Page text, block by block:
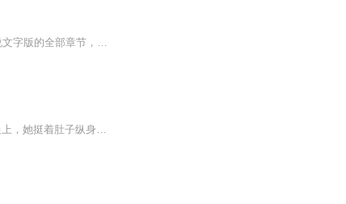
【收听须知】1、神医出世，下山已无敌林川2、由于音频节目更新的比较慢，如想快速阅读小说文字版的全部章节，请在微信中搜索公/众/号【黑葡萄文学】，关注后，并在公/众/号中回复：【895】，便可快速阅读小说文字版全集。（注意：需要在公/众/号中回复才有...
本以为相知相爱可以相守白头。却抵不过一本秘籍的重要。美梦惊醒，她的心裂成碎片。悬崖边上，她挺着肚子纵身一跃。她说：但愿黄泉碧落永不相见。经年过后，命不该绝，久别重逢。只是，重逢不是破镜重圆，而是覆水难收。